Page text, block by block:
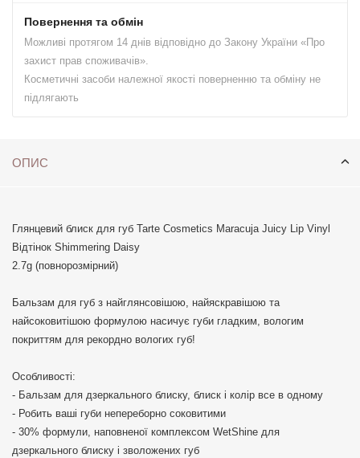
Повернення та обмін
Можливі протягом 14 днів відповідно до Закону України «Про
захист прав споживачів».
Косметичні засоби належної якості поверненню та обміну не
підлягають
ОПИС
Глянцевий блиск для губ Tarte Cosmetics Maracuja Juicy Lip Vinyl
Відтінок Shimmering Daisy
2.7g (повнорозмірний)
Бальзам для губ з найглянсовішою, найяскравішою та
найсоковитішою формулою насичує губи гладким, вологим
покриттям для рекордно вологих губ!
Особливості:
- Бальзам для дзеркального блиску, блиск і колір все в одному
- Робить ваші губи непереборно соковитими
- 30% формули, наповненої комплексом WetShine для
дзеркального блиску і зволожених губ